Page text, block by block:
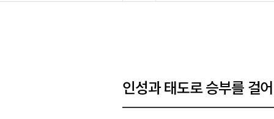
인성과 태도로 승부를 걸